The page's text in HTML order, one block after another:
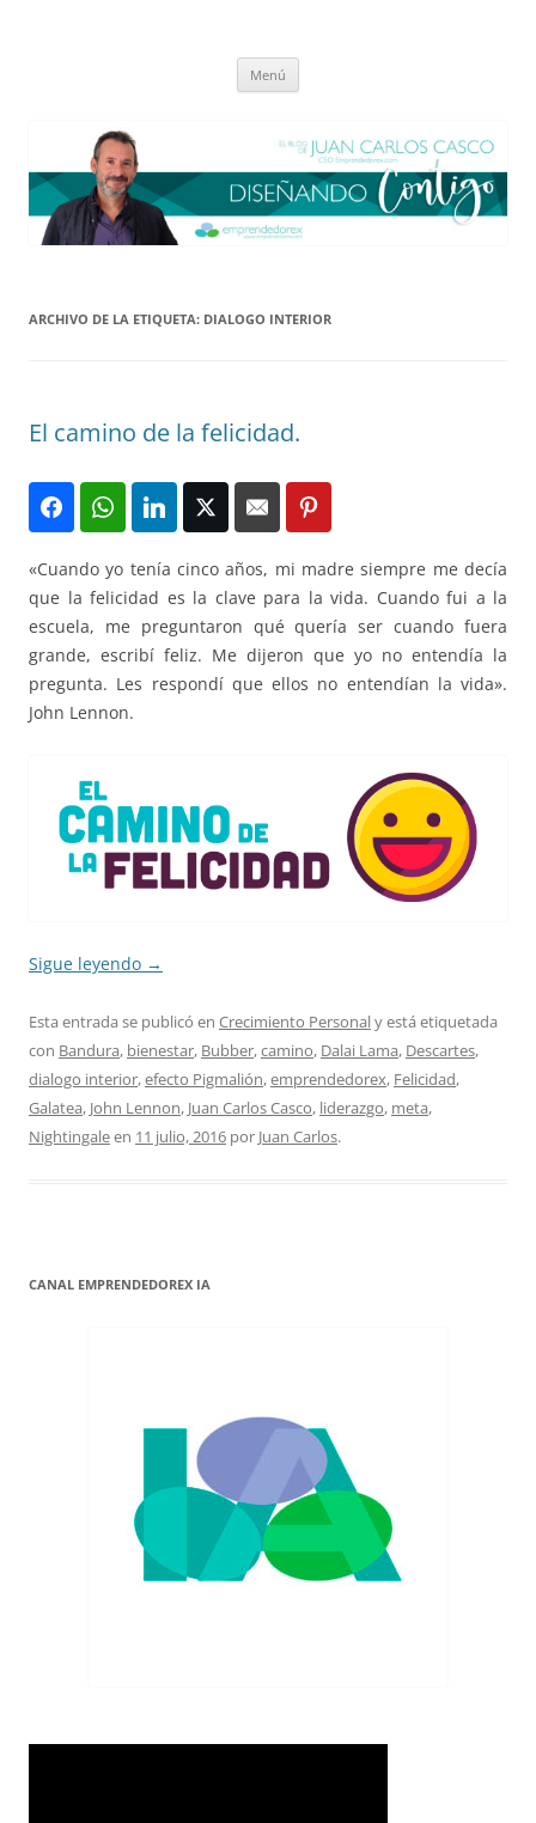
Menú
ARCHIVO DE LA ETIQUETA: DIALOGO INTERIOR
El camino de la felicidad.
«Cuando yo tenía cinco años, mi madre siempre me decía
que la felicidad es la clave para la vida. Cuando fui a la
escuela, me preguntaron qué quería ser cuando fuera
grande, escribí feliz. Me dijeron que yo no entendía la
pregunta. Les respondí que ellos no entendían la vida».
John Lennon.
Sigue leyendo →
Esta entrada se publicó en Crecimiento Personaly está etiquetada
con Bandura, bienestar, Bubber,camino, Dalai Lama, Descartes,
dialogo interior,efecto Pigmalión,emprendedorex, Felicidad,
Galatea, John Lennon, Juan Carlos Casco, liderazgo, meta,
Nightingaleen 11 julio, 2016 por Juan Carlos.
CANAL EMPRENDEDOREX IA